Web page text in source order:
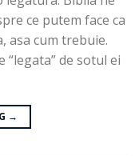
ce putem face ca
asa cum trebuie.
“legata” de sotul ei
→